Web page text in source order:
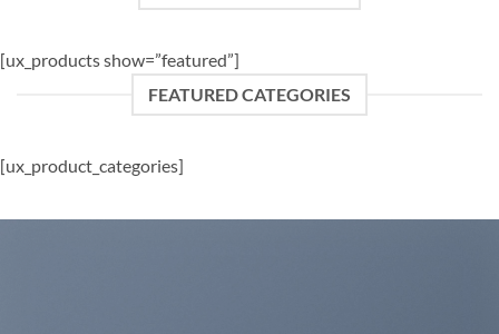
[ux_products show=”featured”]
FEATURED CATEGORIES
[ux_product_categories]